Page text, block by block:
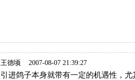
王德顷 2007-08-07 21:39:27
引进鸽子本身就带有一定的机遇性，